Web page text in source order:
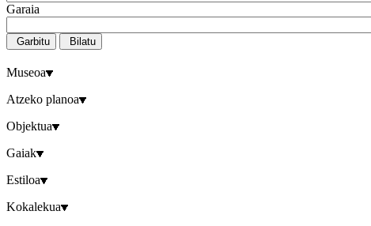
Garaia
Garbitu Bilatu
Museoa
Atzeko planoa
Objektua
Gaiak
Estiloa
Kokalekua